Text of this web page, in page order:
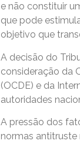
e não constituir
que pode
objetivo que
A decisão do
consideração da
(OCDE) e da
autoridades
A pressão dos
normas antitruste